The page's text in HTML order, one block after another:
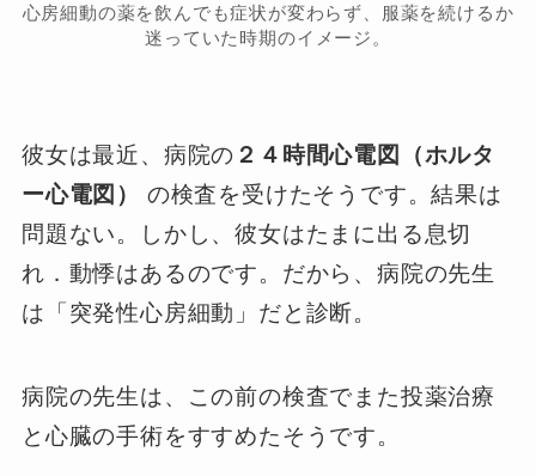
心房細動の薬を飲んでも症状が変わらず、服薬を続けるか
迷っていた時期のイメージ。
彼女は最近、病院の ２４時間心電図（ホルタ
ー心電図） の検査を受けたそうです。結果は
問題ない。しかし、彼女はたまに出る息切
れ．動悸はあるのです。だから、病院の先生
は「突発性心房細動」だと診断。
病院の先生は、この前の検査でまた投薬治療
と心臓の手術をすすめたそうです。